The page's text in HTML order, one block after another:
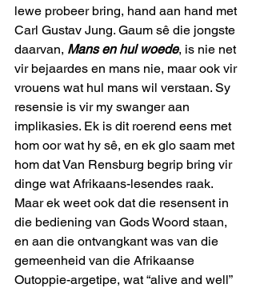
lewe probeer bring, hand aan hand met
Carl Gustav Jung. Gaum sê die jongste
daarvan, Mans en hul woede, is nie net
vir bejaardes en mans nie, maar ook vir
vrouens wat hul mans wil verstaan. Sy
resensie is vir my swanger aan
implikasies. Ek is dit roerend eens met
hom oor wat hy sê, en ek glo saam met
hom dat Van Rensburg begrip bring vir
dinge wat Afrikaans-lesendes raak.
Maar ek weet ook dat die resensent in
die bediening van Gods Woord staan,
en aan die ontvangkant was van die
gemeenheid van die Afrikaanse
Outoppie-argetipe, wat “alive and well”